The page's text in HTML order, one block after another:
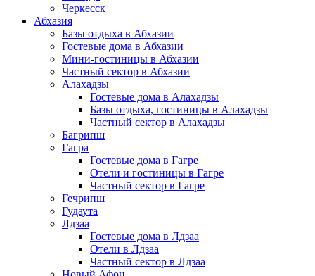
Черкесск
Абхазия
Базы отдыха в Абхазии
Гостевые дома в Абхазии
Мини-гостиницы в Абхазии
Частный сектор в Абхазии
Алахадзы
Гостевые дома в Алахадзы
Базы отдыха, гостиницы в Алахадзы
Частный сектор в Алахадзы
Багрипш
Гагра
Гостевые дома в Гагре
Отели и гостиницы в Гагре
Частный сектор в Гагре
Гечрипш
Гудаута
Лдзаа
Гостевые дома в Лдзаа
Отели в Лдзаа
Частный сектор в Лдзаа